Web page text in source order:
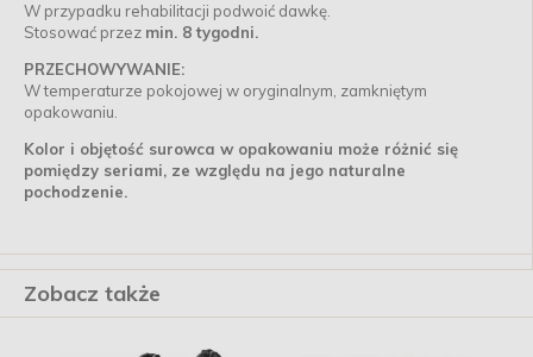
W przypadku rehabilitacji podwoić dawkę.
Stosować przez min. 8 tygodni.
PRZECHOWYWANIE:
W temperaturze pokojowej w oryginalnym, zamkniętym
opakowaniu.
Kolor i objętość surowca w opakowaniu może różnić się
pomiędzy seriami, ze względu na jego naturalne
pochodzenie.
Zobacz także